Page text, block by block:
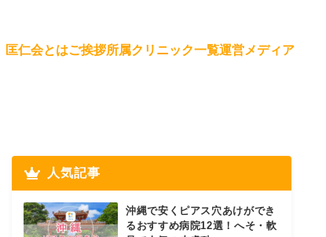
匡仁会とはご挨拶所属クリニック一覧運営メディア
人気記事
沖縄で安くピアス穴あけができ
るおすすめ病院12選！へそ・軟